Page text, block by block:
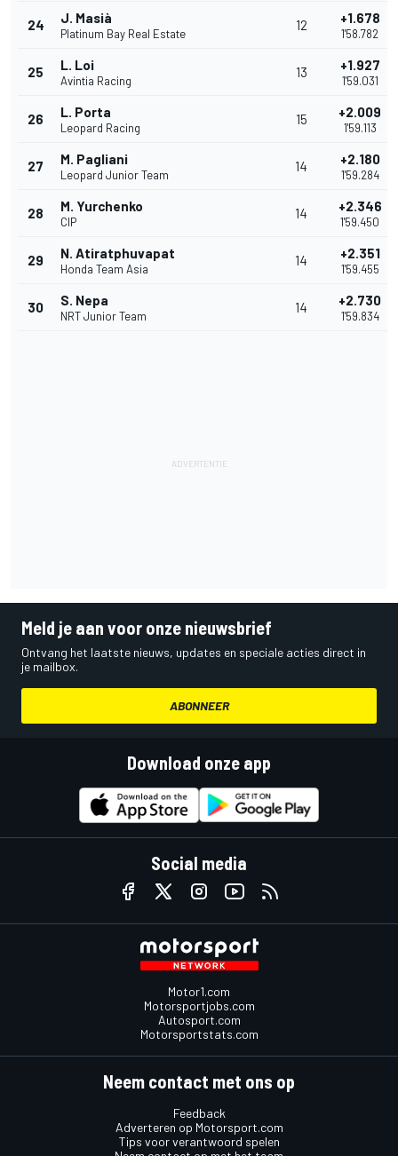
24 J. Masià
Platinum Bay Real Estate
12 +1.678
1'58.782
25 L. Loi
Avintia Racing
13 +1.927
1'59.031
26 L. Porta
Leopard Racing
15 +2.009
1'59.113
27 M. Pagliani
Leopard Junior Team
14 +2.180
1'59.284
28 M. Yurchenko
CIP
14 +2.346
1'59.450
29 N. Atiratphuvapat
Honda Team Asia
14 +2.351
1'59.455
30 S. Nepa
NRT Junior Team
14 +2.730
1'59.834
Meld je aan voor onze nieuwsbrief
Ontvang het laatste nieuws, updates en speciale acties direct in
je mailbox.
ABONNEER
Download onze app
Social media
Motor1.com
Motorsportjobs.com
Autosport.com
Motorsportstats.com
Neem contact met ons op
Feedback
Adverteren op Motorsport.com
Tips voor verantwoord spelen